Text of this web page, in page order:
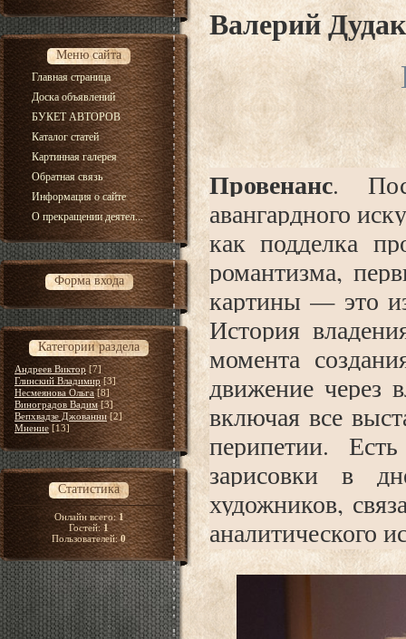
Меню сайта
Главная страница
Доска объявлений
БУКЕТ АВТОРОВ
Каталог статей
Картинная галерея
Обратная связь
Информация о сайте
О прекращении деятел...
Форма входа
Категории раздела
Андреев Виктор [7]
Глинский Владимир [3]
Несмеянова Ольга [8]
Виноградов Вадим [3]
Вепхвадзе Джованни [2]
Мнение [13]
Статистика
Онлайн всего:1
Гостей:1
Пользователей:0
Валерий
Провенанс.
авангардного
как подделка
романтизма,
картины — это
История
момента
движение через
включая все
перипетии.
зарисовки в
художников,
аналитического